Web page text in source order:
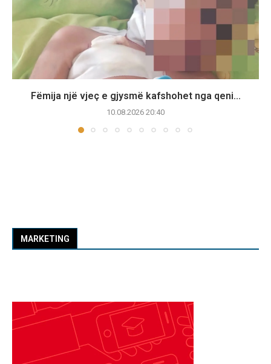
Fëmija një vjeç e gjysmë kafshohet nga qeni...
10.08.2026 20:40
MARKETING